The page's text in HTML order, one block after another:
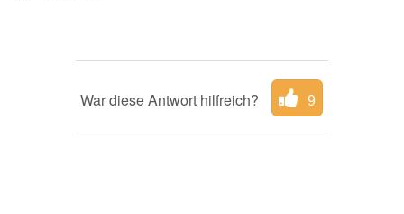
War diese Antwort hilfreich? 9